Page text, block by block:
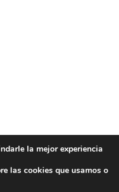
la mejor experiencia
las cookies que usamos o